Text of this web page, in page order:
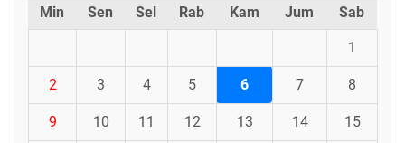
Min Sen Sel Rab Kam Jum Sab
1
2 3 4 5 6 7 8
9 10 11 12 13 14 15